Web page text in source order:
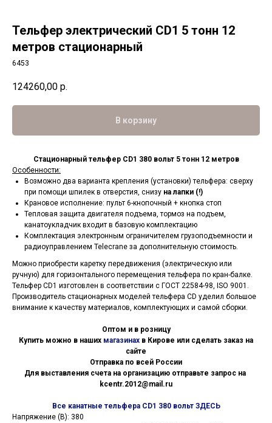
Тельфер электрический CD1 5 тонн 12
метров стационарный
6453
124260,00 р.
В корзину
Стационарный тельфер CD1 380 вольт 5 тонн 12 метров
Особенности:
Возможно два варианта крепления (установки) тельфера: сверху
при помощи шпилек в отверстия, снизу на лапки (!)
Крановое исполнение: пульт 6-кнопочный + кнопка стоп
Тепловая защита двигателя подъема, тормоз на подъем,
канатоукладчик входит в базовую комплектацию
Комплектация электронным ограничителем грузоподъемности и
радиоуправлением Telecrane за дополнительную стоимость.
Можно приобрести каретку передвижения (электрическую или
ручную) для горизонтального перемещения тельфера по кран-балке.
Тельфер CD1 изготовлен в соответствии с ГОСТ 22584-98, ISO 9001.
Производитель стационарных моделей тельфера CD уделил большое
внимание к качеству материалов, комплектующих и самой сборки.
Оптом и в розницу
Купить можно в наших магазинах в Кирове или сделать заказ на
сайте
Отправка по всей России
Для выставления счета на организацию отправьте запрос на
kcentr.2012@mail.ru
Все канатные тельфера CD1 380 вольт ЗДЕСЬ
Напряжение (В): 380